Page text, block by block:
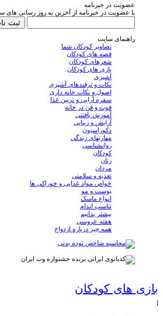
عضویت در خبرنامه
با عضویت در خبرنامه از آخرین به روز رسانی های
راهنمای سایت
تصاویر کودکان شما
قصه های کودکان
شعرهای کودکان
بازی های کودکان
آشپزی
نکات و ترفندهای آشپزی
اصول و نکات خانه داری
سفره آرایی و تزیین غذا
فوت و فن در خانه
آموزش بافتنی
آرایش و زیبایی
دکوراسیون
مهارتهای زندگی
روانشناسی
کودکان
زنان
مردان
تغذیه و سلامتی
خواص مواد غذایی و خوراکی ها
پوست و مو
انواع ماسک
تناسب اندام
بیشتر بدانیم
هفته عروسی
همه چیز درباره ازدواج
بازی های کودکان
|